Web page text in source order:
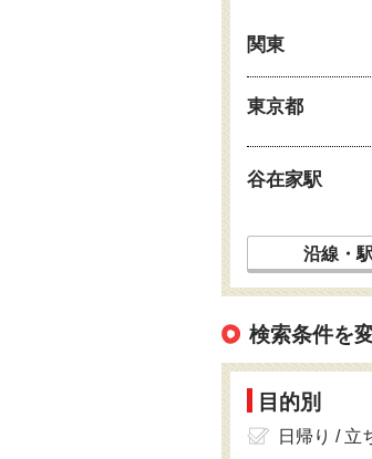
関東
東京都
谷在家駅
沿線・
検索条件を
目的別
日帰り / 立